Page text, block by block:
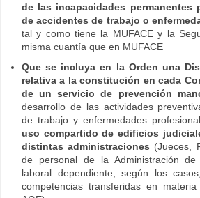
de las incapacidades permanentes
de accidentes de trabajo o
tal y como tiene la MUFACE y la
misma cuantía que en MUFACE
Que se incluya en la Orden una
relativa a la constitución en cada
de un servicio de prevención
desarrollo de las actividades
de trabajo y enfermedades
uso compartido de edificios
distintas administraciones (Jueces,
de personal de la Administración
laboral dependiente, según los
competencias transferidas en